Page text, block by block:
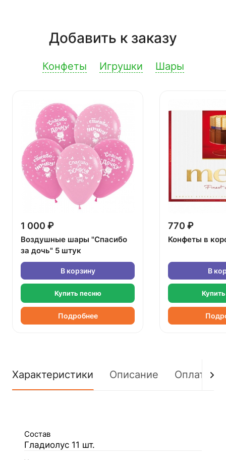
Добавить к заказу
Конфеты Игрушки Шары
1 000 ₽
Воздушные шары "Спасибо
за дочь" 5 штук
В корзину
Купить песню
Подробнее
770 ₽
Конфеты в
В
Характеристики Описание Оплата
Состав
Гладиолус 11 шт.